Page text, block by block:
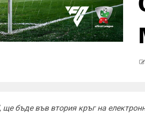
бъде във втория кръг на